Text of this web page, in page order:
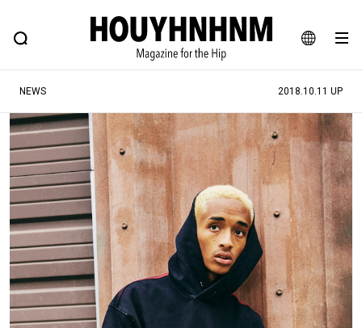
JA
EN
FEATURE BLOG SNAP
ヒップなファッション、カルチャー、ライフスタイルWEBマガジン
#注目のタグ
#SHOPPING ADDICT #憧れの逸品
#ESSENTIAL DESIGNS #古着サミット
#NEW VINTAGE #マイナーグッド図鑑
#路地裏てぃーん。 #MONTHLY JOURNAL
#GH 銘品の所以 #フイナムのYouTube
#Commune H #FOCUS IT #AH.H
NEWS 2018.10.11 UP